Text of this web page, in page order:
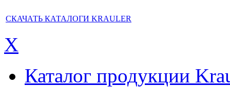
СКАЧАТЬ КАТАЛОГИ KRAULER
X
Каталог продукции